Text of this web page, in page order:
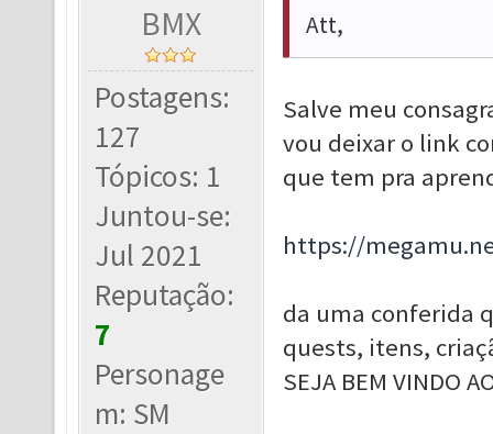
BMX
Postagens:
127
Tópicos: 1
Juntou-se:
Jul 2021
Reputação:
7
Personage
m: SM
Att,
Salve meu
vou deixar o link
que tem pra
https://
da uma conferida
quests, itens,
SEJA BEM VINDO